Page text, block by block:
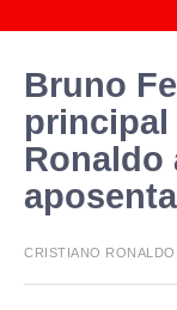
Bruno
principal
Ronaldo
CRISTIANO